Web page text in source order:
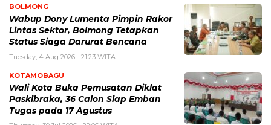
BOLMONG
Wabup Dony Lumenta Pimpin Rakor
Lintas Sektor, Bolmong Tetapkan
Status Siaga Darurat Bencana
Tuesday, 4 Aug 2026 - 21:23 WITA
KOTAMOBAGU
Wali Kota Buka Pemusatan Diklat
Paskibraka, 36 Calon Siap Emban
Tugas pada 17 Agustus